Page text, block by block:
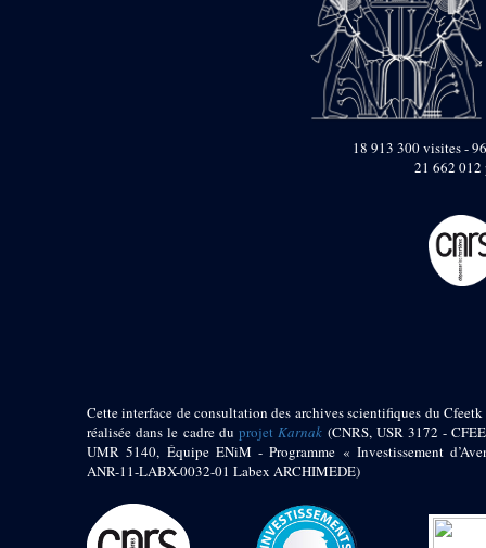
18 913 300 visites -
21 662 012
Cette interface de consultation des archives scientifiques du Cfeetk
réalisée dans le cadre duprojetKarnak (CNRS, USR 3172 -
UMR 5140, Équipe ENiM - Programme « Investissement
ANR-11-LABX-0032-01 Labex ARCHIMEDE)